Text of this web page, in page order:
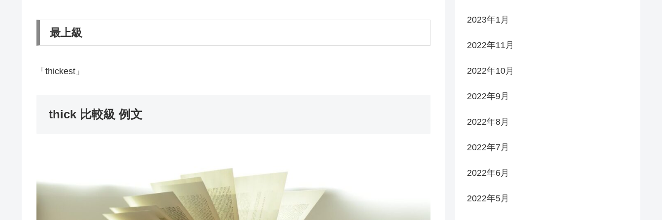
最上級
「thickest」
thick 比較級 例文
2023年1月
2022年11月
2022年10月
2022年9月
2022年8月
2022年7月
2022年6月
2022年5月